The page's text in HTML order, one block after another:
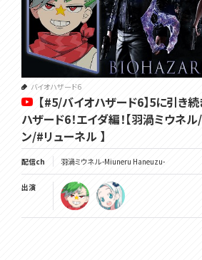
バイオハザード6
【#5/バイオハザード6】5に引き
ハザード6！エイダ編！【羽渦ミウネ
ン/#リューネル 】
配信ch 羽渦ミウネル -Miuneru Haneuzu-
出演